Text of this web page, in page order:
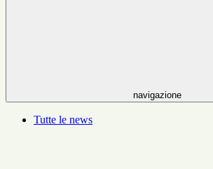
navigazione
Tutte le news